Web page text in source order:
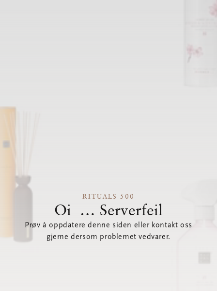
RITUALS 500
Oi … Serverfeil
Prøv å oppdatere denne siden eller kontakt oss
gjerne dersom problemet vedvarer.